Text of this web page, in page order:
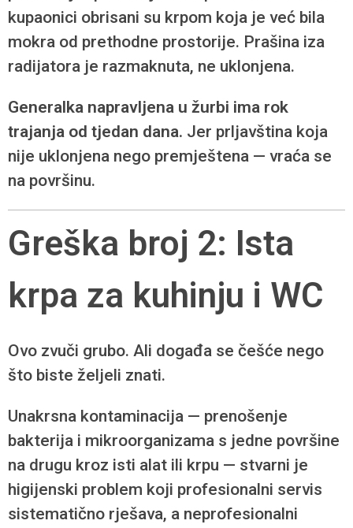
kupaonici obrisani su krpom koja je već bila
mokra od prethodne prostorije. Prašina iza
radijatora je razmaknuta, ne uklonjena.
Generalka napravljena u žurbi ima rok
trajanja od tjedan dana. Jer prljavština koja
nije uklonjena nego premještena — vraća se
na površinu.
Greška broj 2: Ista
krpa za kuhinju i WC
Ovo zvuči grubo. Ali događa se češće nego
što biste željeli znati.
Unakrsna kontaminacija — prenošenje
bakterija i mikroorganizama s jedne površine
na drugu kroz isti alat ili krpu — stvarni je
higijenski problem koji profesionalni servis
sistematično rješava, a neprofesionalni